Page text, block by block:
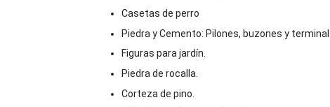
Casetas de perro
Piedra y Cemento: Pilones, buzones y
Figuras para jardín.
Piedra de rocalla.
Corteza de pino.